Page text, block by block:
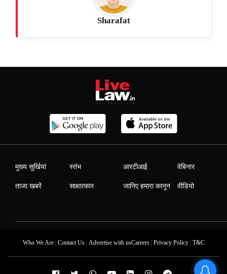
Sharafat
मुख्य सुर्खियां
ताजा खबरें
स्तंभ
साक्षात्कार
आरटीआई
जानिए हमारा कानून
वेबिनार
वीडियो
Who We Are| Contact Us| Advertise with usCareers| Privacy Policy| T&C